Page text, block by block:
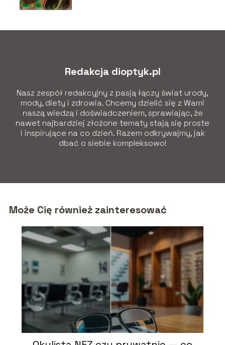
Redakcja dioptyk.pl
Nasz zespół redakcyjny z pasją łączy świat urody,
mody, diety i zdrowia. Chcemy dzielić się z Wami
naszą wiedzą i doświadczeniem, sprawiając, że
nawet najbardziej złożone tematy stają się proste
i inspirujące na co dzień. Razem odkrywajmy, jak
dbać o siebie kompleksowo!
Może Cię również zainteresować